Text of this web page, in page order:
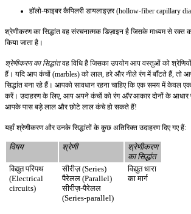
हॉलो-फाइबर कैपिलरी डायलाइज़र (hollow-fiber capillary
श्रेणीकरण का सिद्धांत वह संरचनात्मक डिज़ाइन है जिसके माध्यम से रक्त
किया जाता है।
श्रेणीकरण का सिद्धांतवह विधि है जिसका उपयोग आप वस्तुओं को
हैं। यदि आप कंचों (marbles) को लाल, हरे और नीले रंग में बाँटते हैं, तो
सिद्धांत बना रहे हैं। आपको सावधान रहना चाहिए कि एक समय में केवल एक
करें। उदाहरण के लिए, आप अपने कंचों को रंग औरआकार दोनों के
आपके पास बड़े लाल और छोटे लाल कंचे हो सकते हैं!
यहाँ श्रेणीकरण और उनके सिद्धांतों के कुछ अतिरिक्त उदाहरण दिए गए हैं:
विषय श्रेणी
श्रेणीकरण
का सिद्धांत
विद्युत परिपथ
(Electrical
circuits)
सीरीज़ (Series)
पैरेलल (Parallel)
सीरीज़-पैरेलल
(Series-parallel)
विद्युत धारा
का मार्ग